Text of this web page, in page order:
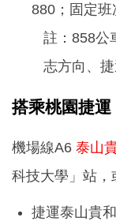
880；固定班
註：858公
志方向、
搭乘桃園捷運
機場線A6 泰山
科技大學」站，
捷運泰山貴